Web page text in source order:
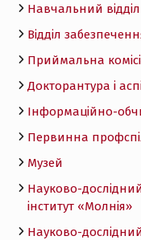
Навчальний відділ
Відділ
Приймальна
Докторантура і
Інформаційно-
Первинна
Музей
Науково-
інститут «Молнія»
Науково-